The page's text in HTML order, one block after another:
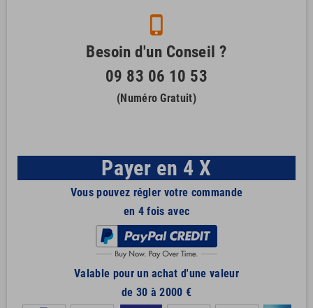
phone_iphone
Besoin d'un Conseil ?
09 83 06 10 53
(Numéro Gratuit)
Payer en 4 X
Vous pouvez régler votre commande
en 4 fois avec
Valable pour un achat d'une valeur
de 30 à 2000 €